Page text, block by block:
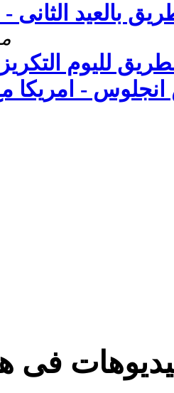
بالعيد الثانى
لليوم
- امريكا
فى